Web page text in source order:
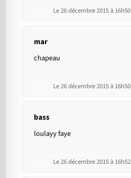
Le 26 décembre 2015 à 16h50
mar
chapeau
Le 26 décembre 2015 à 16h50
bass
loulayy faye
Le 26 décembre 2015 à 16h52